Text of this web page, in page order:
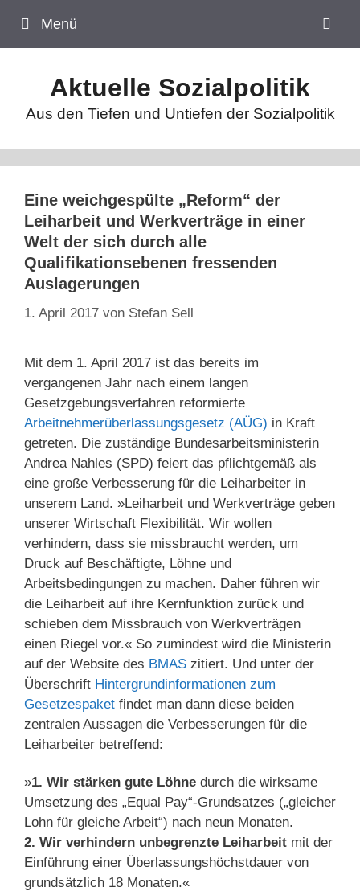
Inhalt
springen
Menü
Aktuelle Sozialpolitik
Aus den Tiefen und Untiefen der Sozialpolitik
Eine weichgespülte „Reform“ der
Leiharbeit und Werkverträge in einer
Welt der sich durch alle
Qualifikationsebenen fressenden
Auslagerungen
1. April 2017 von Stefan Sell
Mit dem 1. April 2017 ist das bereits im
vergangenen Jahr nach einem langen
Gesetzgebungsverfahren reformierte
Arbeitnehmerüberlassungsgesetz (AÜG) in Kraft
getreten. Die zuständige Bundesarbeitsministerin
Andrea Nahles (SPD) feiert das pflichtgemäß als
eine große Verbesserung für die Leiharbeiter in
unserem Land. »Leiharbeit und Werkverträge geben
unserer Wirtschaft Flexibilität. Wir wollen
verhindern, dass sie missbraucht werden, um
Druck auf Beschäftigte, Löhne und
Arbeitsbedingungen zu machen. Daher führen wir
die Leiharbeit auf ihre Kernfunktion zurück und
schieben dem Missbrauch von Werkverträgen
einen Riegel vor.« So zumindest wird die Ministerin
auf der Website des BMAS zitiert. Und unter der
Überschrift Hintergrundinformationen zum
Gesetzespaket findet man dann diese beiden
zentralen Aussagen die Verbesserungen für die
Leiharbeiter betreffend:
»1. Wir stärken gute Löhne durch die wirksame
Umsetzung des „Equal Pay“-Grundsatzes („gleicher
Lohn für gleiche Arbeit“) nach neun Monaten.
2. Wir verhindern unbegrenzte Leiharbeit mit der
Einführung einer Überlassungshöchstdauer von
grundsätzlich 18 Monaten.«